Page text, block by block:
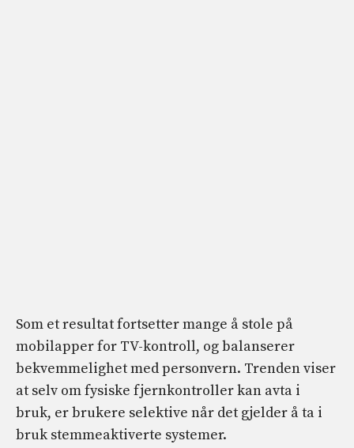
Som et resultat fortsetter mange å stole på
mobilapper for TV-kontroll, og balanserer
bekvemmelighet med personvern. Trenden viser
at selv om fysiske fjernkontroller kan avta i
bruk, er brukere selektive når det gjelder å ta i
bruk stemmeaktiverte systemer.